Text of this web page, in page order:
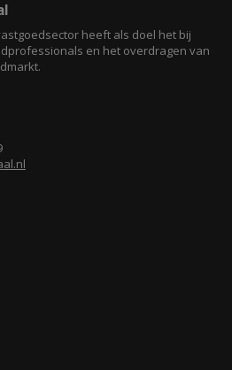
heeft als doel het bij
en het overdragen van